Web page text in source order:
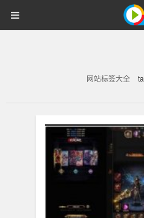
818
资
源
818 精品素材
网站标签大全